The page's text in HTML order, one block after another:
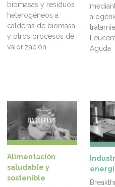
biomasas y residuos
heterogéneos a
calderas de biomasa
y otros procesos de
valorización
Aguda
Alimentación
saludable y
sostenible